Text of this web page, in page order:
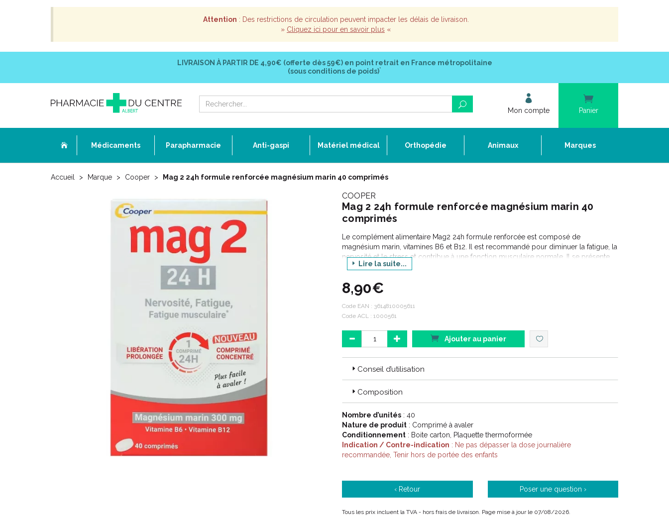
Attention : Des restrictions de circulation peuvent impacter les délais de livraison.
» Cliquez ici pour en savoir plus «
LIVRAISON À PARTIR DE 4,90€ (offerte dès 59€) en point retrait en France métropolitaine
(sous conditions de poids)*
Mon compte Panier
Médicaments Parapharmacie Anti-gaspi Matériel médical Orthopédie Animaux Marques
Accueil Marque Cooper Mag 2 24h formule renforcée magnésium marin 40 comprimés
COOPER
Mag 2 24h formule renforcée magnésium marin 40
comprimés
Le complément alimentaire Mag2 24h formule renforcée est composé de
magnésium marin, vitamines B6 et B12. Il est recommandé pour diminuer la fatigue, la
nervosité et le stress et contribue à une fonction musculaire normale. Il se présente
sous la forme de comprimés concentrés à libération prolongée permettant au
journée.
Lire la suite...
8,90€
Code EAN : 3614810005611
Code ACL : 1000561
Ajouter au panier
Conseil d’utilisation
Composition
Nombre d’unités : 40
Nature de produit : Comprimé à avaler
Conditionnement : Boite carton, Plaquette thermoformée
Indication / Contre-indication : Ne pas dépasser la dose journalière
recommandée, Tenir hors de portée des enfants
‹ Retour Poser une question ›
Tous les prix incluent la TVA - hors frais de livraison. Page mise à jour le 07/08/2026.